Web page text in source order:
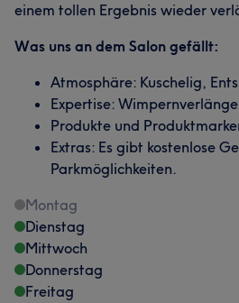
einem tollen Ergebnis wieder
Was uns an dem Salon gefällt:
Atmosphäre: Kuschelig,
Expertise:
Produkte und
Extras: Es gibt kostenlose
Parkmöglichkeiten.
Montag
Dienstag
Mittwoch
Donnerstag
Freitag